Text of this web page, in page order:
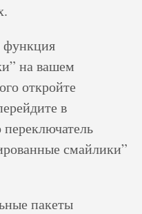
функция
на вашем
откройте
в
смайлики”
пакеты